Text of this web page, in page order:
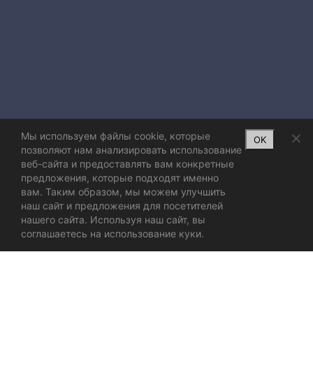
Мы используем файлы cookie, которые
позволяют нам анализировать использование
веб-сайта и предоставлять вам конкретные
предложения, которые подходят именно
вам. Таким образом, мы можем улучшить
наш сайт и предложения для посетителей
нашего сайта. Используя наш сайт, вы
соглашаетесь на использование куки.
OK